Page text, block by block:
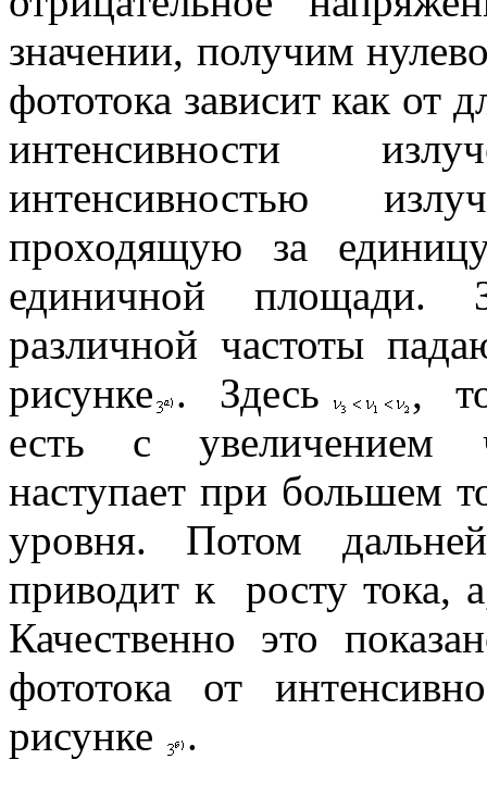
значении, получим
фототока зависит как
интенсивности
интенсивностью
проходящую за
единичной площади.
различной частоты
рисунке . Здесь
,
есть с увеличением
наступает при большем
уровня. Потом
приводит к росту тока,
Качественно это
фототока от
рисунке
.